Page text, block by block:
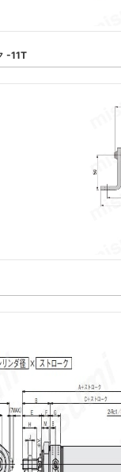
-11T